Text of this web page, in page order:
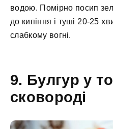
водою. Помірно посип
до кипіння і туші 20-25
слабкому вогні.
9. Булгур у
сковороді